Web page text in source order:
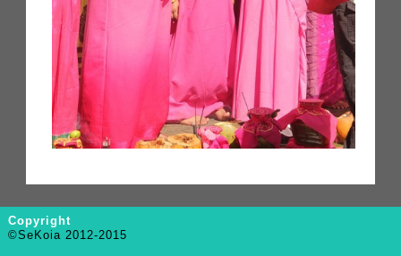
Copyright
©SeKoia 2012-2015